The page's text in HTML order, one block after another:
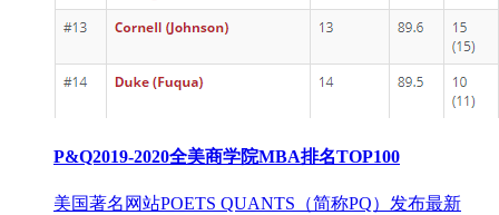
P&Q2019-2020全美商学院MBA排名TOP100
美国著名网站POETS QUANTS（简称PQ）发布最新